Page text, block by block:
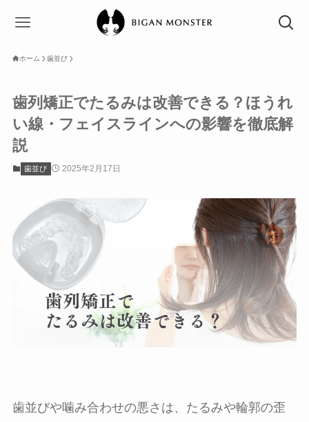
ホーム 歯並び
歯列矯正でたるみは改善できる？ほうれ
い線・フェイスラインへの影響を徹底解
説
歯並び 2025年2月17日
歯並びや噛み合わせの悪さは、たるみや輪郭の歪